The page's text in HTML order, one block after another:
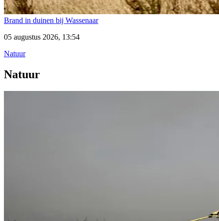
Brand in duinen bij Wassenaar
05 augustus 2026, 13:54
Natuur
Natuur